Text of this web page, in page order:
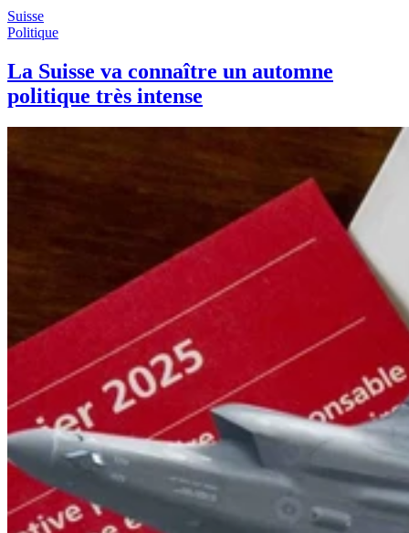
Suisse
Politique
La Suisse va connaître un automne
politique très intense